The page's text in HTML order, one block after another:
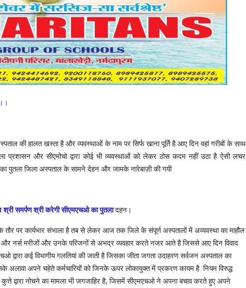
की हालत खस्ता है और व्यवस्थाओं के नाम पर सिर्फ खाना पूर्ति है आए दिन वहां गरीबों के साथ
प्रशासन और सीएमोचो द्वारा कोई भी व्यवस्थाओं को लेकर ठोस कदम नहीं उठा है ऐसी लचर
पुतला जिला अस्पताल के सामने देहन और जामके नारेबाज़ी की गयी
समर्पण श्री करेगी सीएमएचओ का पुतलादहन।
पर कार्यभार संभाला है तब से लेकर आज तक जिले के संपूर्ण अस्पतालों में अव्यवस्था का माहौल
और नर्स मरीजों और उनके परिजनों से अभद्र व्यवहार करते नजर आते है जिससे आए दिन विवाद
द्वारा कई विभागीय गलतियां की जाती है जिसका जीता जगता उदाहरण सर्वजन अस्पताल का
अलावा अपने चहेते कर्मचारियों को जिनके ऊपर लोकायुक्त में प्रकरण कायम है नियम विरुद्ध
द्वारा नोचने का मामला भी जगजाहिर है, जिसमें सीएमएचओ ने अपना बचाव करते हुए अपने